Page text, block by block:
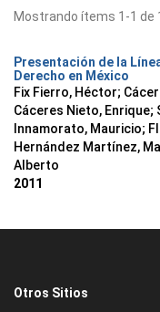
Mostrando ítems 1-1 de 1
Presentación de la
Derecho en México
Fix Fierro, Héctor;
Cáceres Nieto, Enrique;
Innamorato, Mauricio;
Hernández Martínez,
Alberto
2011
Otros Sitios